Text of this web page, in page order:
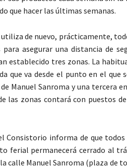
que hacer las últimas semanas.
de nuevo, prácticamente,
para asegurar una distancia de
establecido tres zonas. La
que va desde el punto en el que
Manuel Sanroma y una tercera
las zonas contará con puestos
Consistorio informa de que
ferial permanecerá cerrado al
calle Manuel Sanroma (plaza de